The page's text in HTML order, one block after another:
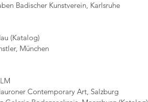
Badischer Kunstverein, Karlsruhe
(Katalog)
München
Contemporary Art, Salzburg